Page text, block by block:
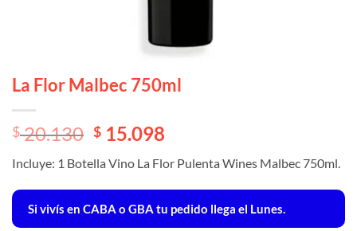
La Flor Malbec 750ml
El
original
era:
$ 20.130.
$20.130 El
actual
es:
$ 20.130.
$ 15.098
Incluye: 1 Botella Vino La Flor Pulenta Wines Malbec 750ml.
Si vivís en CABA o GBA tu pedido llega el Lunes.